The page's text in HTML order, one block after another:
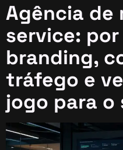
Agência de
service:
branding,
tráfego e
jogo para o